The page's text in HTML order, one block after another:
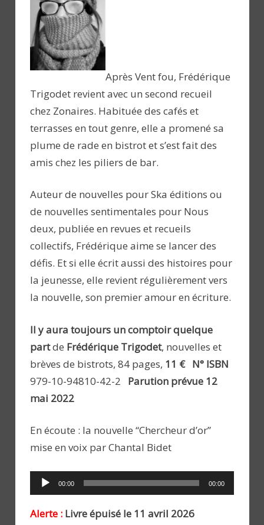
Après Vent fou, Frédérique
Trigodet revient avec un second recueil
chez Zonaires. Habituée des cafés et
terrasses en tout genre, elle a promené sa
plume de rade en bistrot et s’est fait des
amis chez les piliers de bar.
Auteur de nouvelles pour Ska éditions ou
de nouvelles sentimentales pour Nous
deux, publiée en revues et recueils
collectifs, Frédérique aime se lancer des
défis. Et si elle écrit aussi des histoires pour
la jeunesse, elle revient régulièrement vers
la nouvelle, son premier amour en écriture.
Il y aura toujours un comptoir quelque
partde Frédérique Trigodet, nouvelles et
brèves de bistrots, 84 pages, 11 € N° ISBN
979-10-94810-42-2 Parution prévue 12
mai 2022
En écoute : la nouvelle “Chercheur d’or”
mise en voix par Chantal Bidet
Lecteur
audio
00:00 00:00
Alerte : Livre épuisé le 11 avril 2026